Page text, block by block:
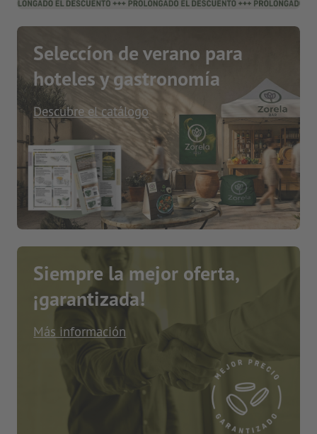
Seleccíon de verano para
hoteles y gastronomía
Descubre el catálogo
Siempre la mejor oferta,
¡garantizada!
Más información